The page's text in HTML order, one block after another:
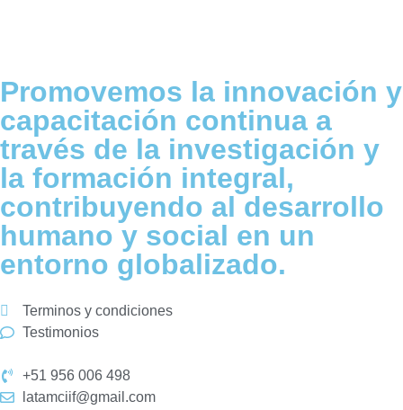
Promovemos la innovación y
capacitación continua a
través de la investigación y
la formación integral,
contribuyendo al desarrollo
humano y social en un
entorno globalizado.
Terminos y condiciones
Testimonios
+51 956 006 498
latamciif@gmail.com